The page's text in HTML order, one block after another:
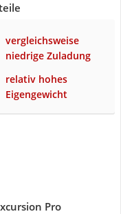
vergleichsweise
niedrige Zuladung
relativ hohes
Eigengewicht
Pro